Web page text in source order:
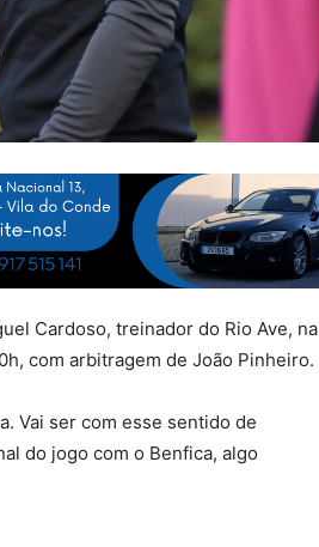
Cardoso, treinador do Rio Ave, na
com arbitragem de João Pinheiro.
Vai ser com esse sentido de
do jogo com o Benfica, algo